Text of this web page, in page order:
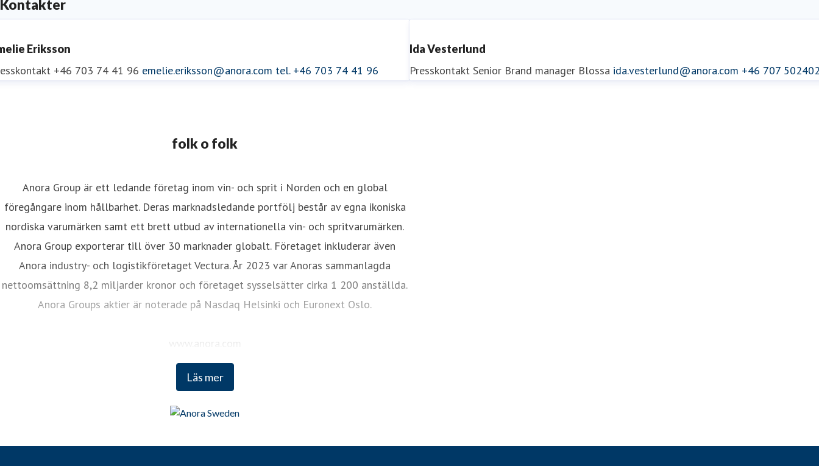
Kontakter
Eriksson
+46 703 74 41 96 emelie.eriksson@anora.com tel. +46 703 74 41 96
Ida Vesterlund
Presskontakt Senior Brand manager Blossa ida.vesterlund@anora.com +46 707
folk o folk
Läs mer
Anora Group är ett ledande företag inom vin- och sprit i Norden och en global
föregångare inom hållbarhet. Deras marknadsledande portfölj består av egna ikoniska
nordiska varumärken samt ett brett utbud av internationella vin- och spritvarumärken.
Anora Group exporterar till över 30 marknader globalt. Företaget inkluderar även
Anora industry- och logistikföretaget Vectura. År 2023 var Anoras sammanlagda
nettoomsättning 8,2 miljarder kronor och företaget sysselsätter cirka 1 200 anställda.
Anora Groups aktier är noterade på Nasdaq Helsinki och Euronext Oslo.